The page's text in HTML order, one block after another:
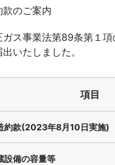
款のご案内
ス事業法第89条第１
いたしました。
項目
約款(2023年8月10日実施)
設備の容量等